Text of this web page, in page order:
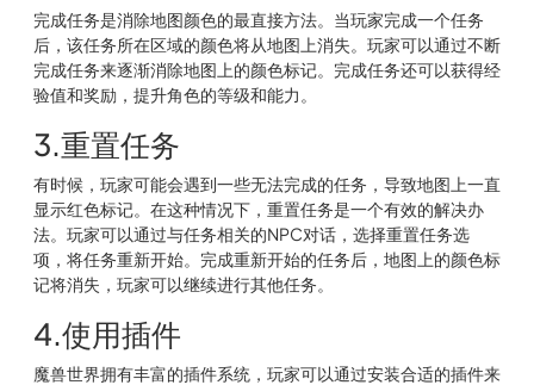
完成任务是消除地图颜色的最直接方法。当玩家完成一个任务
后，该任务所在区域的颜色将从地图上消失。玩家可以通过不断
完成任务来逐渐消除地图上的颜色标记。完成任务还可以获得经
验值和奖励，提升角色的等级和能力。
3.重置任务
有时候，玩家可能会遇到一些无法完成的任务，导致地图上一直
显示红色标记。在这种情况下，重置任务是一个有效的解决办
法。玩家可以通过与任务相关的NPC对话，选择重置任务选
项，将任务重新开始。完成重新开始的任务后，地图上的颜色标
记将消失，玩家可以继续进行其他任务。
4.使用插件
魔兽世界拥有丰富的插件系统，玩家可以通过安装合适的插件来